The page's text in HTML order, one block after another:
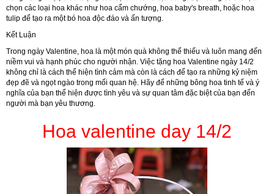
chọn các loại hoa khác như hoa cẩm chướng, hoa baby's breath, hoặc hoa
tulip để tạo ra một bó hoa độc đáo và ấn tượng.
Kết Luận
Trong ngày Valentine, hoa là một món quà không thể thiếu và luôn mang đến
niềm vui và hạnh phúc cho người nhận. Việc tặng hoa Valentine ngày 14/2
không chỉ là cách thể hiện tình cảm mà còn là cách để tạo ra những kỷ niệm
đẹp đẽ và ngọt ngào trong mối quan hệ. Hãy để những bông hoa tinh tế và ý
nghĩa của bạn thể hiện được tình yêu và sự quan tâm đặc biệt của bạn đến
người mà bạn yêu thương.
Hoa valentine day 14/2